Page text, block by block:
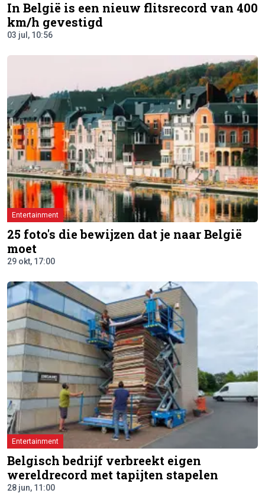
In België is een nieuw flitsrecord van 400
km/h gevestigd
03 jul, 10:56
Entertainment
25 foto's die bewijzen dat je naar België
moet
29 okt, 17:00
Entertainment
Belgisch bedrijf verbreekt eigen
wereldrecord met tapijten stapelen
28 jun, 11:00